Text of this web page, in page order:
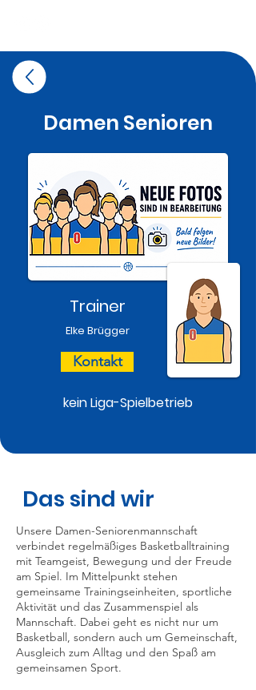
Damen Senioren
Trainer
Elke Brügger
Kontakt
kein Liga-Spielbetrieb
Das sind wir
Unsere Damen-Seniorenmannschaft
verbindet regelmäßiges Basketballtraining
mit Teamgeist, Bewegung und der Freude
am Spiel. Im Mittelpunkt stehen
gemeinsame Trainingseinheiten, sportliche
Aktivität und das Zusammenspiel als
Mannschaft. Dabei geht es nicht nur um
Basketball, sondern auch um Gemeinschaft,
Ausgleich zum Alltag und den Spaß am
gemeinsamen Sport.